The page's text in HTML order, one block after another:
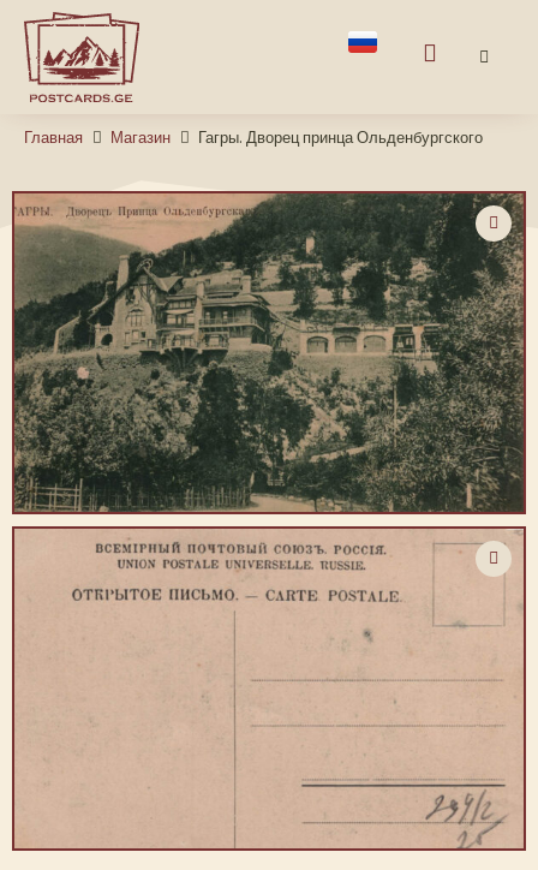
Главная Магазин Гагры. Дворец принца Ольденбургского